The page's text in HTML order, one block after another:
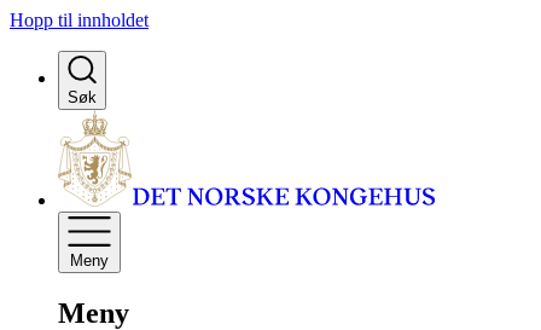
Hopp til innholdet
Søk
Meny
Meny